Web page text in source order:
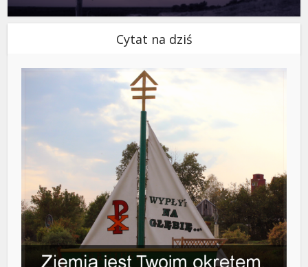
Cytat na dziś